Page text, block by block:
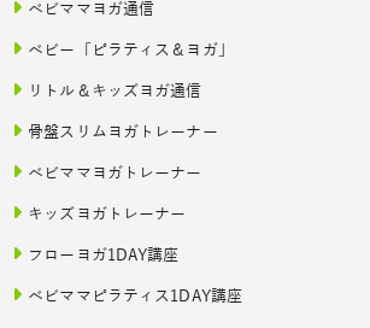
ベビママヨガ通信
ベビー「ピラティス＆ヨガ」
リトル＆キッズヨガ通信
骨盤スリムヨガトレーナー
ベビママヨガトレーナー
キッズヨガトレーナー
フローヨガ1DAY講座
ベビママピラティス1DAY講座